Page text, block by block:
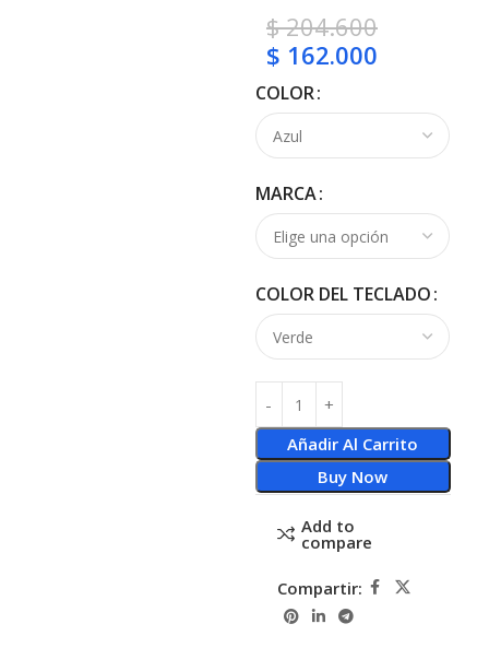
$204.600
$ 162.000
COLOR
MARCA
COLOR DEL TECLADO
Añadir Al Carrito
Buy Now
Add to
compare
Compartir: